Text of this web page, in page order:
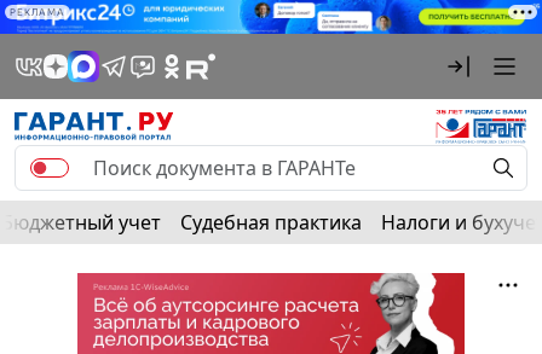
РЕКЛАМА
Бюджетный учет Судебная практика Налоги и